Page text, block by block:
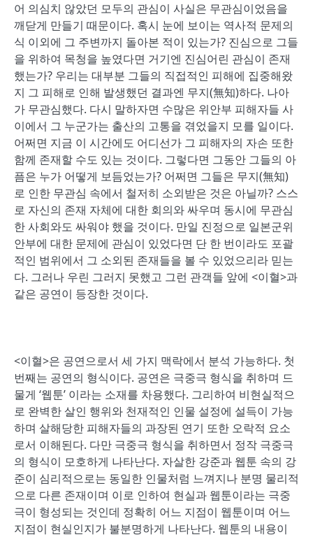
어 의심치 않았던 모두의 관심이 사실은 무관심이었음을
깨닫게 만들기 때문이다. 혹시 눈에 보이는 역사적 문제의
식 이외에 그 주변까지 돌아본 적이 있는가? 진심으로 그들
을 위하여 목청을 높였다면 거기엔 진심어린 관심이 존재
했는가? 우리는 대부분 그들의 직접적인 피해에 집중해왔
지 그 피해로 인해 발생했던 결과엔 무지(無知)하다. 나아
가 무관심했다. 다시 말하자면 수많은 위안부 피해자들 사
이에서 그 누군가는 출산의 고통을 겪었을지 모를 일이다.
어쩌면 지금 이 시간에도 어디선가 그 피해자의 자손 또한
함께 존재할 수도 있는 것이다. 그렇다면 그동안 그들의 아
픔은 누가 어떻게 보듬었는가? 어쩌면 그들은 무지(無知)
로 인한 무관심 속에서 철저히 소외받은 것은 아닐까? 스스
로 자신의 존재 자체에 대한 회의와 싸우며 동시에 무관심
한 사회와도 싸워야 했을 것이다. 만일 진정으로 일본군위
안부에 대한 문제에 관심이 있었다면 단 한 번이라도 포괄
적인 범위에서 그 소외된 존재들을 볼 수 있었으리라 믿는
다. 그러나 우린 그러지 못했고 그런 관객들 앞에 <이혈>과
같은 공연이 등장한 것이다.
<이혈>은 공연으로서 세 가지 맥락에서 분석 가능하다. 첫
번째는 공연의 형식이다. 공연은 극중극 형식을 취하며 드
물게 ‘웹툰’ 이라는 소재를 차용했다. 그리하여 비현실적으
로 완벽한 살인 행위와 천재적인 인물 설정에 설득이 가능
하며 살해당한 피해자들의 과장된 연기 또한 오락적 요소
로서 이해된다. 다만 극중극 형식을 취하면서 정작 극중극
의 형식이 모호하게 나타난다. 자살한 강준과 웹툰 속의 강
준이 심리적으로는 동일한 인물처럼 느껴지나 분명 물리적
으로 다른 존재이며 이로 인하여 현실과 웹툰이라는 극중
극이 형성되는 것인데 정확히 어느 지점이 웹툰이며 어느
지점이 현실인지가 불분명하게 나타난다. 웹툰의 내용이